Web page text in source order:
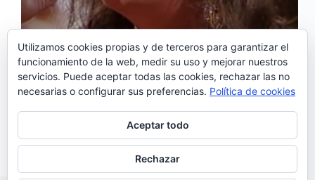
‘Meu Amor sem Aranjuez’ es el segundo sencillo
extraído del nuevo álbum de Dulce Pontes:
«Peregrinação», que saldrá a la venta el 28 de
febrero. La artista portuguesa lo presentó al día
siguiente en directo en el Palacio de la Ópera…
Noemí Sánchez
20/02/2017
Utilizamos cookies propias y de terceros para garantizar el
funcionamiento de la web, medir su uso y mejorar nuestros
servicios. Puede aceptar todas las cookies, rechazar las no
necesarias o configurar sus preferencias. Política de cookies
Aceptar todo
Rechazar